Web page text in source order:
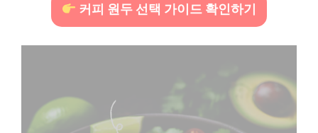
커피 원두 선택 가이드 확인하기